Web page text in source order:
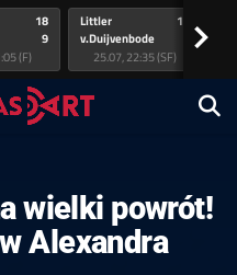
18
9
(F)
Littler
v.Duijvenbode
17
25.07, 22:35 (SF)
>
wielki powrót!
Alexandra